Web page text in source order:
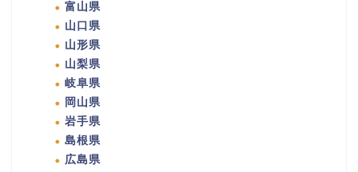
富山県
山口県
山形県
山梨県
岐阜県
岡山県
岩手県
島根県
広島県